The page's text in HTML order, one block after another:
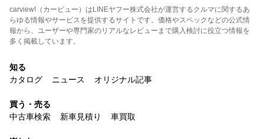
carview!（カービュー）はLINEヤフー株式会社が運営するクルマに関するあ
らゆる情報やサービスを提供するサイトです。価格やスペックなどの公式情
報から、ユーザーや専門家のリアルなレビューまで購入検討に役立つ情報を
多く掲載しています。
知る
カタログ
ニュース オリジナル記事
買う・売る
中古車検索
新車見積り 車買取